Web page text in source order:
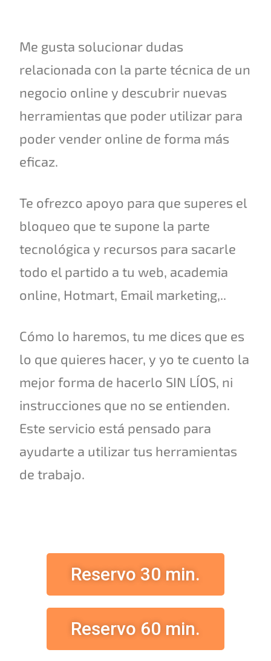
Me gusta solucionar dudas
relacionada con la parte técnica de un
negocio online y descubrir nuevas
herramientas que poder utilizar para
poder vender online de forma más
eficaz.
Te ofrezco apoyo para que superes el
bloqueo que te supone la parte
tecnológica y recursos para sacarle
todo el partido a tu web, academia
online, Hotmart, Email marketing,..
Cómo lo haremos, tu me dices que es
lo que quieres hacer, y yo te cuento la
mejor forma de hacerlo SIN LÍOS, ni
instrucciones que no se entienden.
Este servicio está pensado para
ayudarte a utilizar tus herramientas
de trabajo.
Reservo 30 min.
Reservo 60 min.